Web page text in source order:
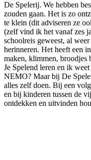
De Spelerij. We hebben
zouden gaan. Het is zo
te klein (dit adviseren ze
(zelf vind ik het vanaf zes
schoolreis geweest, al
herinneren. Het heeft een
maken, klimmen, broodjes
Je Spelend leren en ik
NEMO? Maar bij De
alles zelf doen. Bij een
en bij kinderen tussen de
ontdekken en uitvinden